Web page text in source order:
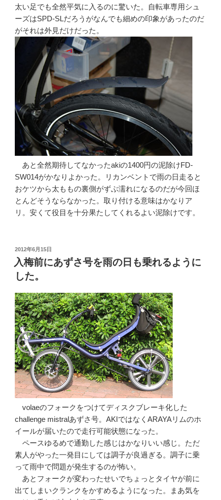
太い足でも全然平気に入るのに驚いた。自転車専用シュ
ーズはSPD-SLだろうがなんでも細めの印象があったのだ
がそれは外見だけだった。
あと全然期待してなかったakiの1400円の泥除けFD-
SW014がかなりよかった。リカンベントで雨の日走ると
おケツから太ももの裏側がずぶ濡れになるのだが今回ほ
とんどそうならなかった。取り付ける意味はかなりア
リ。安くて役目を十分果たしてくれるよい泥除けです。
投
稿
日:
2012年6月15日
入梅前にあずさ号を雨の日も乗れるように
した。
volaeのフォークをつけてディスクブレーキ化した
challenge mistralあずさ号。AKIではなくARAYAリムのホ
イールが届いたので走行可能状態になった。
ペースゆるめで通勤した感じはかなりいい感じ。ただ
素人がやった一発目にしては調子が良過ぎる。調子に乗
って雨中で問題が発生するのが怖い。
あとフォークが変わったせいでちょっとタイヤが前に
出てしまいクランクをかすめるようになった。まあ気を